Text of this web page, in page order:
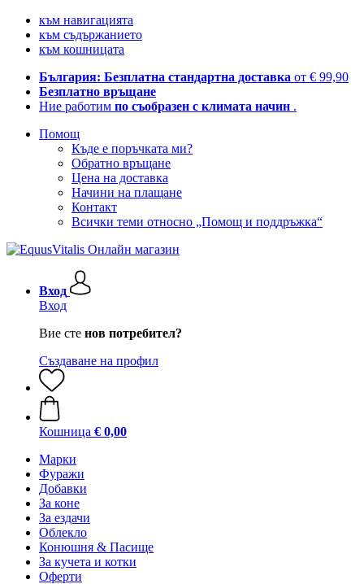
към навигацията
към съдържанието
към кошницата
България: Безплатна стандартна доставка от € 99,90
Безплатно връщане
Ние работим по съобразен с климата начин .
Помощ
Къде е поръчката ми?
Обратно връщане
Цена на доставка
Начини на плащане
Контакт
Всички теми относно „Помощ и поддръжка“
Вход
Вход
Вие сте нов потребител?
Създаване на профил
Кошница € 0,00
Марки
Фуражи
Добавки
За коне
За ездачи
Облекло
Конюшня & Пасище
За кучета и котки
Оферти